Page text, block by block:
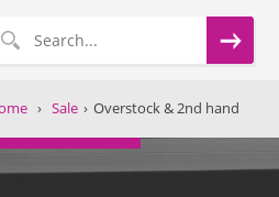
› Sale › Overstock & 2nd hand